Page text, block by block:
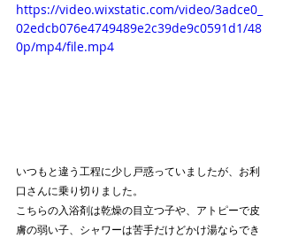
https://video.wixstatic.com/video/3adce0_
02edcb076e4749489e2c39de9c0591d1/48
0p/mp4/file.mp4
いつもと違う工程に少し戸惑っていましたが、お利
口さんに乗り切りました。
こちらの入浴剤は乾燥の目立つ子や、アトピーで皮
膚の弱い子、シャワーは苦手だけどかけ湯ならでき